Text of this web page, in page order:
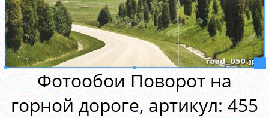
Фотообои Поворот на
горной дороге, aртикул: 455